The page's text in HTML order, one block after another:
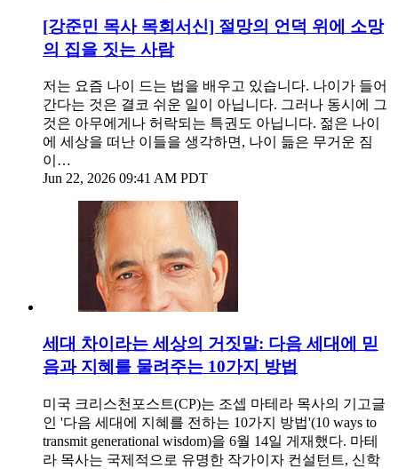
[강준민 목사 목회서신] 절망의 언덕 위에 소망
의 집을 짓는 사람
저는 요즘 나이 드는 법을 배우고 있습니다. 나이가 들어
간다는 것은 결코 쉬운 일이 아닙니다. 그러나 동시에 그
것은 아무에게나 허락되는 특권도 아닙니다. 젊은 나이
에 세상을 떠난 이들을 생각하면, 나이 듦은 무거운 짐
이…
Jun 22, 2026 09:41 AM PDT
세대 차이라는 세상의 거짓말: 다음 세대에 믿
음과 지혜를 물려주는 10가지 방법
미국 크리스천포스트(CP)는 조셉 마테라 목사의 기고글
인 '다음 세대에 지혜를 전하는 10가지 방법'(10 ways to
transmit generational wisdom)을 6월 14일 게재했다. 마테
라 목사는 국제적으로 유명한 작가이자 컨설턴트, 신학